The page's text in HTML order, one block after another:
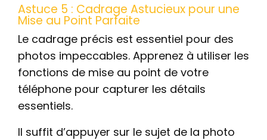
Astuce 5 : Cadrage Astucieux pour une
Mise au Point Parfaite
Le cadrage précis est essentiel pour des
photos impeccables. Apprenez à utiliser les
fonctions de mise au point de votre
téléphone pour capturer les détails
essentiels.
Il suffit d’appuyer sur le sujet de la photo